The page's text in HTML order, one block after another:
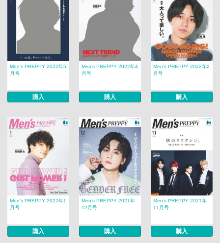
Men’s PREPPY 2022年5
月号
購入
Men’s PREPPY 2022年4
月号
購入
Men’s PREPPY 2022年2
月号
購入
Men’s PREPPY 2022年1
月号
購入
Men’s PREPPY 2021年
12月号
購入
Men’s PREPPY 2021年
11月号
購入